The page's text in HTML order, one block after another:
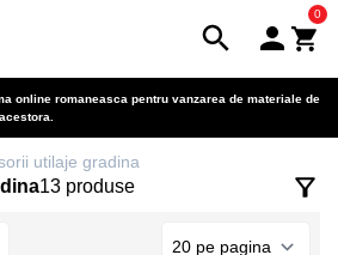
0
online romaneasca pentru vanzarea de materiale de
utilaje gradina
13 produse